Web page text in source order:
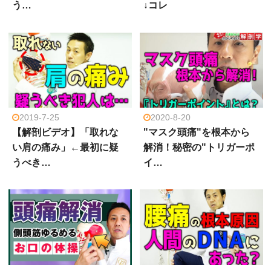
う… ↓コレ
2019-7-25
【解剖ビデオ】「取れな
い肩の痛み」←最初に疑
うべき…
2020-8-20
"マスク頭痛"を根本から
解消！秘密の"トリガーポ
イ…